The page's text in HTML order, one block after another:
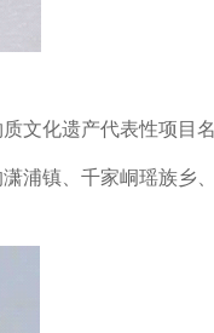
文化遗产代表性项目名
浦镇、千家峒瑶族乡